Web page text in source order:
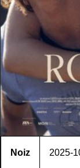
Noiz 2025-